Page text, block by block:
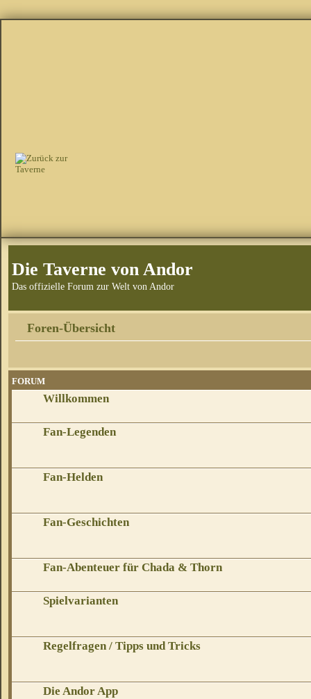
Die Taverne von Andor
Das offizielle Forum zur Welt von Andor
Foren-Übersicht
FORUM
Willkommen
Fan-Legenden
Fan-Helden
Fan-Geschichten
Fan-Abenteuer für Chada & Thorn
Spielvarianten
Regelfragen / Tipps und Tricks
Die Andor App